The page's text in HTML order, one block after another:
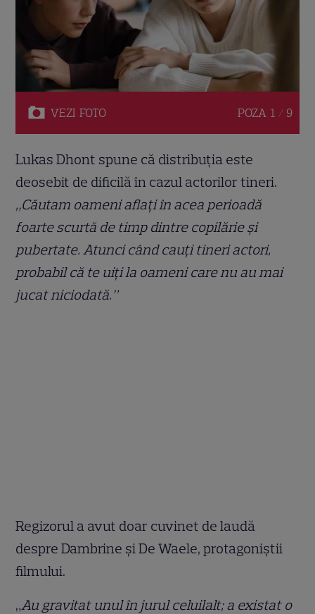
VEZI FOTO POZA 1 / 9
Lukas Dhont spune că distribuția este
deosebit de dificilă în cazul actorilor tineri.
„Căutam oameni aflați în acea perioadă
foarte scurtă de timp dintre copilărie și
pubertate. Atunci când cauți tineri actori,
probabil că te uiți la oameni care nu au mai
jucat niciodată.”
Regizorul a avut doar cuvinet de laudă
despre Dambrine și De Waele, protagoniștii
filmului.
„Au gravitat unul în jurul celuilalt; a existat o